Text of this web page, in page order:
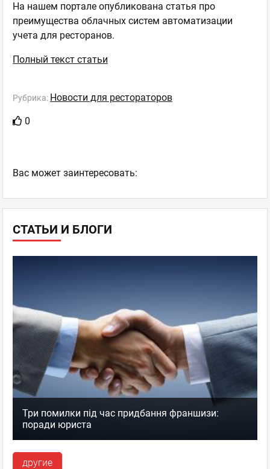
СТАТЬИ И БЛОГИ
Три помилки під час придбання франшизи:
поради юриста
другие
На нашем портале опубликована статья про
преимущества облачных систем автоматизации
учета для ресторанов.
Полный текст статьи
Рубрика: Новости для рестораторов
0
Ваc может заинтересовать: